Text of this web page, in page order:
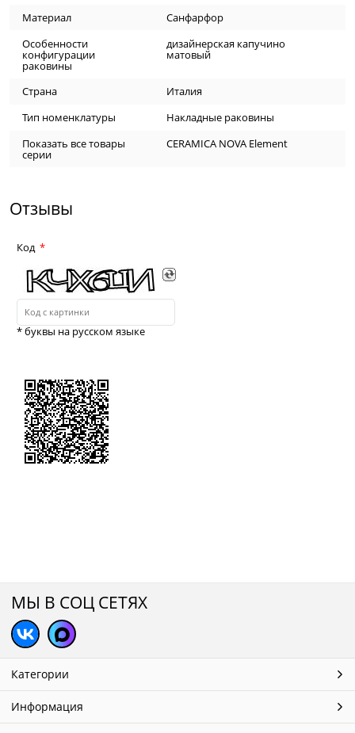
Материал
Санфарфор
Особенности
конфигурации
раковины
дизайнерская капучино
матовый
Страна
Италия
Тип номенклатуры
Накладные раковины
Показать все товары
серии
CERAMICA NOVA Element
Отзывы
Код
* буквы на русском языке
МЫ В СОЦ СЕТЯХ
Категории
Информация